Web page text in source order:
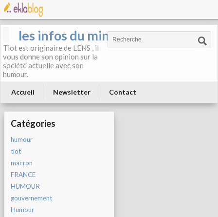
les infos du mineur
Tiot est originaire de LENS , il
vous donne son opinion sur la
société actuelle avec son
humour.
Accueil Newsletter Contact
Catégories
humour
tiot
macron
FRANCE
HUMOUR
gouvernement
Humour